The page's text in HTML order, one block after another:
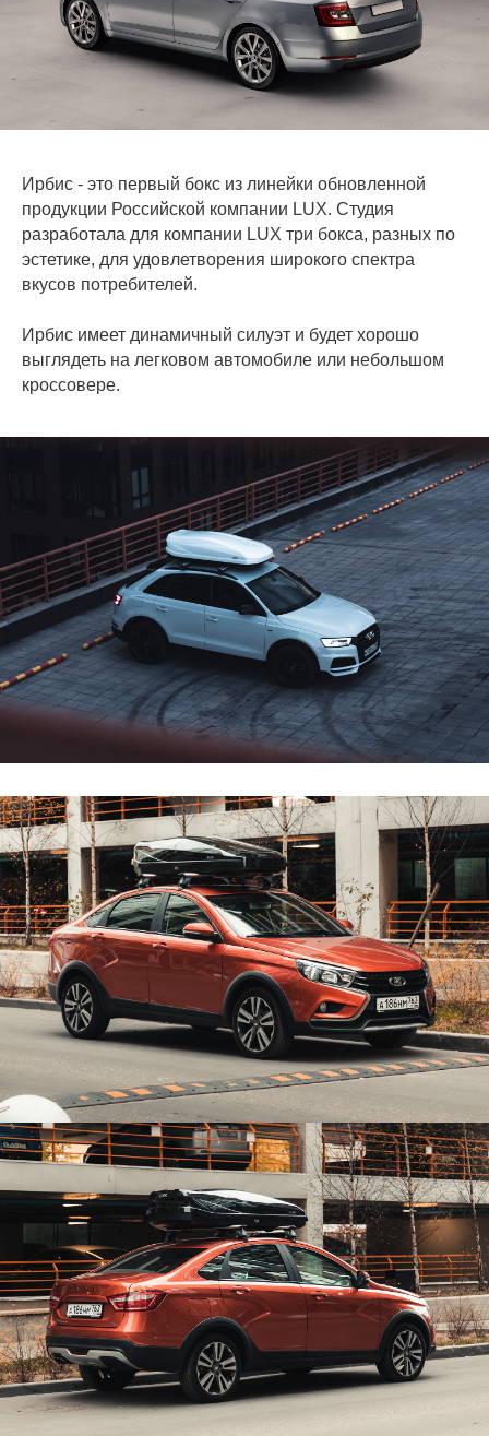
Ирбис - это первый бокс из линейки обновленной
продукции Российской компании LUX. Студия
разработала для компании LUX три бокса, разных по
эстетике, для удовлетворения широкого спектра
вкусов потребителей.
Ирбис имеет динамичный силуэт и будет хорошо
выглядеть на легковом автомобиле или небольшом
кроссовере.